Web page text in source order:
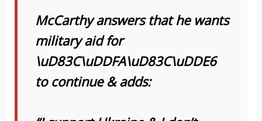
McCarthy answers that he wants
military aid for
\uD83C\uDDFA\uD83C\uDDE6
to continue & adds: